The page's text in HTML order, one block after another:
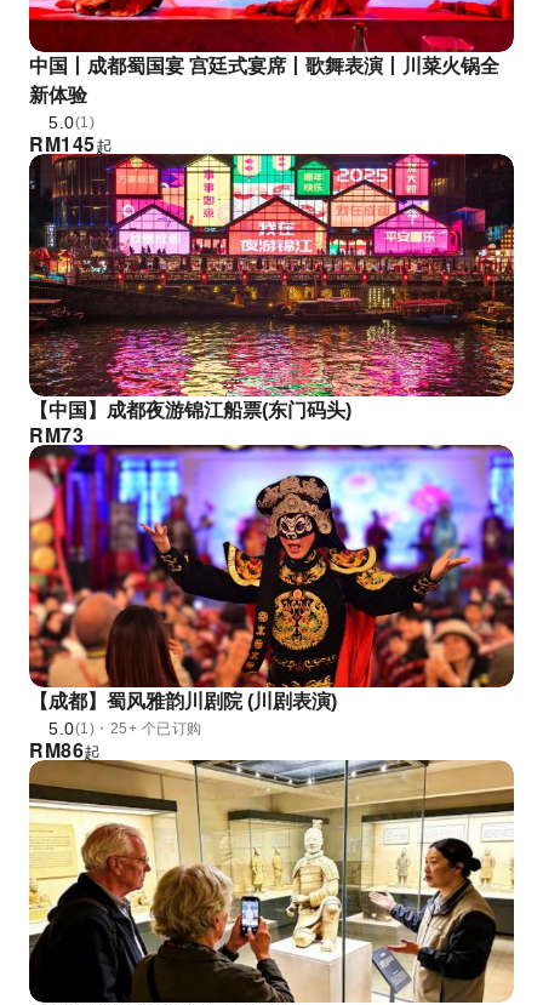
中国丨成都蜀国宴 宫廷式宴席丨歌舞表演丨川菜火锅全
新体验
5.0(1)
RM145起
【中国】成都夜游锦江船票(东门码头)
RM73
【成都】蜀风雅韵川剧院 (川剧表演)
5.0(1)・25+ 个已订购
RM86起